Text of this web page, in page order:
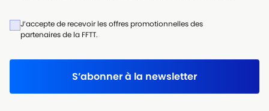
J’accepte de recevoir les offres promotionnelles des
partenaires de la FFTT.
S’abonner à la newsletter